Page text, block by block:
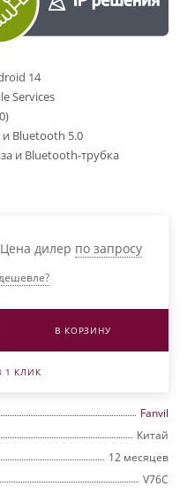
14
Services
и Bluetooth 5.0
и Bluetooth-трубка
Цена дилер по запросу
В КОРЗИНУ
1 КЛИК
Fanvil
Китай
12 месяцев
V76C